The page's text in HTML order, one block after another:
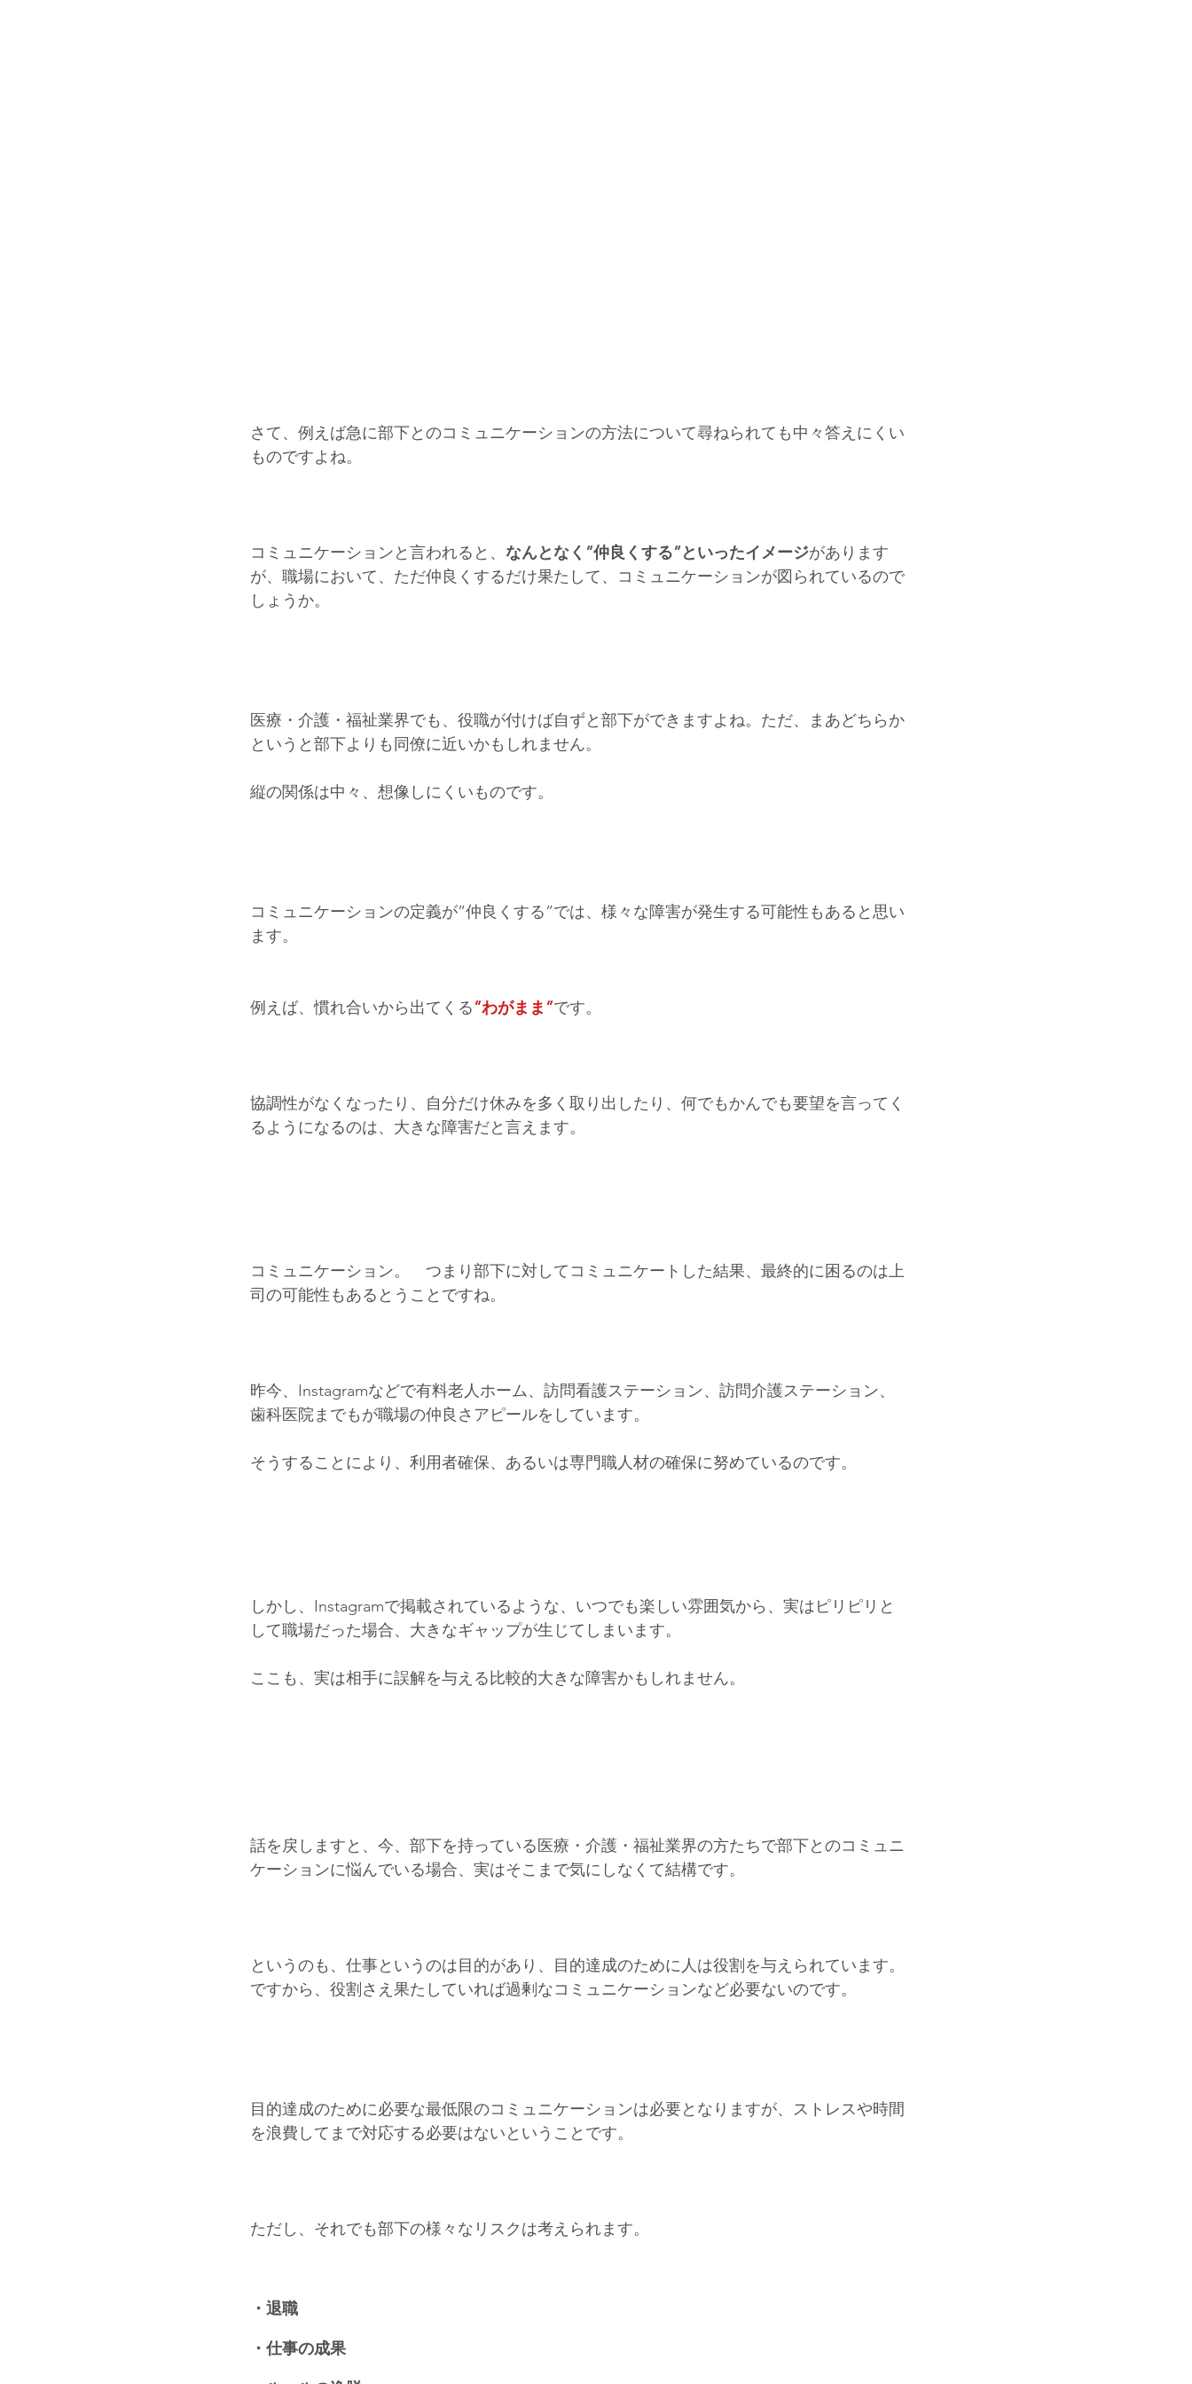
さて、例えば急に部下とのコミュニケーションの方法について尋ねられても中々答えにくい
ものですよね。
コミュニケーションと言われると、 なんとなく”仲良くする”といったイメージがあります
が、職場において、ただ仲良くするだけ果たして、コミュニケーションが図られているので
しょうか。
医療・介護・福祉業界でも、役職が付けば自ずと部下ができますよね。ただ、まあどちらか
というと部下よりも同僚に近いかもしれません。
縦の関係は中々、想像しにくいものです。
コミュニケーションの定義が”仲良くする”では、様々な障害が発生する可能性もあると思い
ます。
例えば、慣れ合いから出てくる”わがまま”です。
協調性がなくなったり、自分だけ休みを多く取り出したり、何でもかんでも要望を言ってく
るようになるのは、大きな障害だと言えます。
コミュニケーション。　つまり部下に対してコミュニケートした結果、最終的に困るのは上
司の可能性もあるとうことですね。
昨今、Instagramなどで有料老人ホーム、訪問看護ステーション、訪問介護ステーション、
歯科医院までもが職場の仲良さアピールをしています。
そうすることにより、利用者確保、あるいは専門職人材の確保に努めているのです。
しかし、Instagramで掲載されているような、いつでも楽しい雰囲気から、実はピリピリと
して職場だった場合、大きなギャップが生じてしまいます。
ここも、実は相手に誤解を与える比較的大きな障害かもしれません。
話を戻しますと、今、部下を持っている医療・介護・福祉業界の方たちで部下とのコミュニ
ケーションに悩んでいる場合、実はそこまで気にしなくて結構です。
というのも、仕事というのは目的があり、目的達成のために人は役割を与えられています。
ですから、役割さえ果たしていれば過剰なコミュニケーションなど必要ないのです。
目的達成のために必要な最低限のコミュニケーションは必要となりますが、ストレスや時間
を浪費してまで対応する必要はないということです。
ただし、それでも部下の様々なリスクは考えられます。
・退職
・仕事の成果